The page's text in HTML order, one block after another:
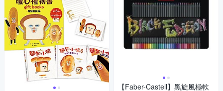
【Faber-Castell】黑旋風極軟